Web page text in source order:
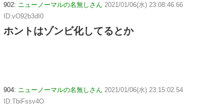
902: ニューノーマルの名無しさん 2021/01/06(水) 23:08:46.66
ID:vO92b3dI0
ホントはゾンビ化してるとか
904: ニューノーマルの名無しさん 2021/01/06(水) 23:15:02.54
ID:TbiFssv4O